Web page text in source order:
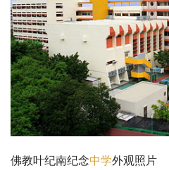
佛教叶纪南纪念中学外观照片